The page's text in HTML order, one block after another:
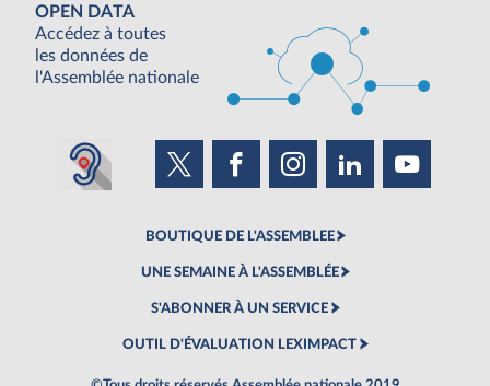
OPEN DATA
Accédez à toutes
les données de
l'Assemblée nationale
BOUTIQUE DE L'ASSEMBLEE
UNE SEMAINE À L'ASSEMBLÉE
S'ABONNER À UN SERVICE
OUTIL D'ÉVALUATION LEXIMPACT